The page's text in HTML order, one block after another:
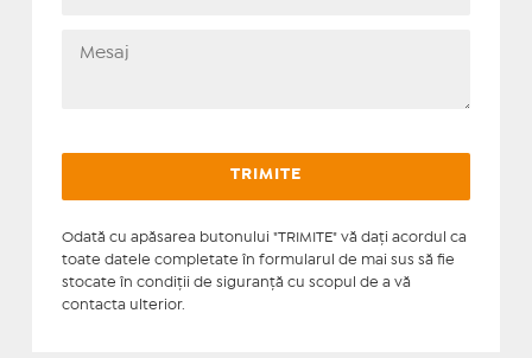
Odată cu apăsarea butonului "TRIMITE" vă daţi acordul ca
toate datele completate în formularul de mai sus să fie
stocate în condiţii de siguranţă cu scopul de a vă
contacta ulterior.